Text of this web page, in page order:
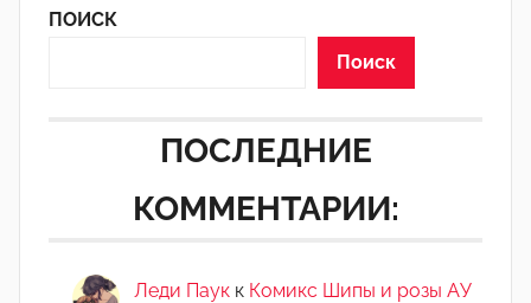
ПОИСК
Поиск
ПОСЛЕДНИЕ
КОММЕНТАРИИ:
Леди Паук к Комикс Шипы и розы АУ